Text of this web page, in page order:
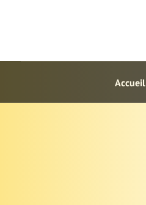
Accueil